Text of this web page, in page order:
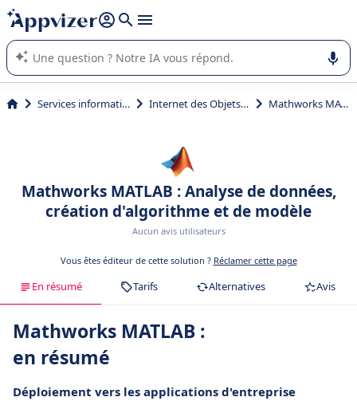
répondre (plusieurs lignes avec
L'IA de Appvizer vous guide dans l'utilisation ou la sélection de
logiciel SaaS en entreprise.
Services informatiques Internet des Objets (IoT) Mathworks MATLAB
Mathworks MATLAB : Analyse de données,
création d'algorithme et de modèle
Aucun avis utilisateurs
Vous êtes éditeur de cette solution ? Réclamer cette page
En résumé Tarifs Alternatives Avis
Mathworks MATLAB :
en résumé
Déploiement vers les applications d'entreprise